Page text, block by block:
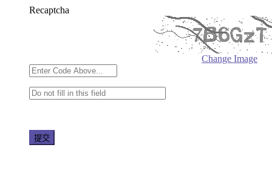
Recaptcha
Change Image